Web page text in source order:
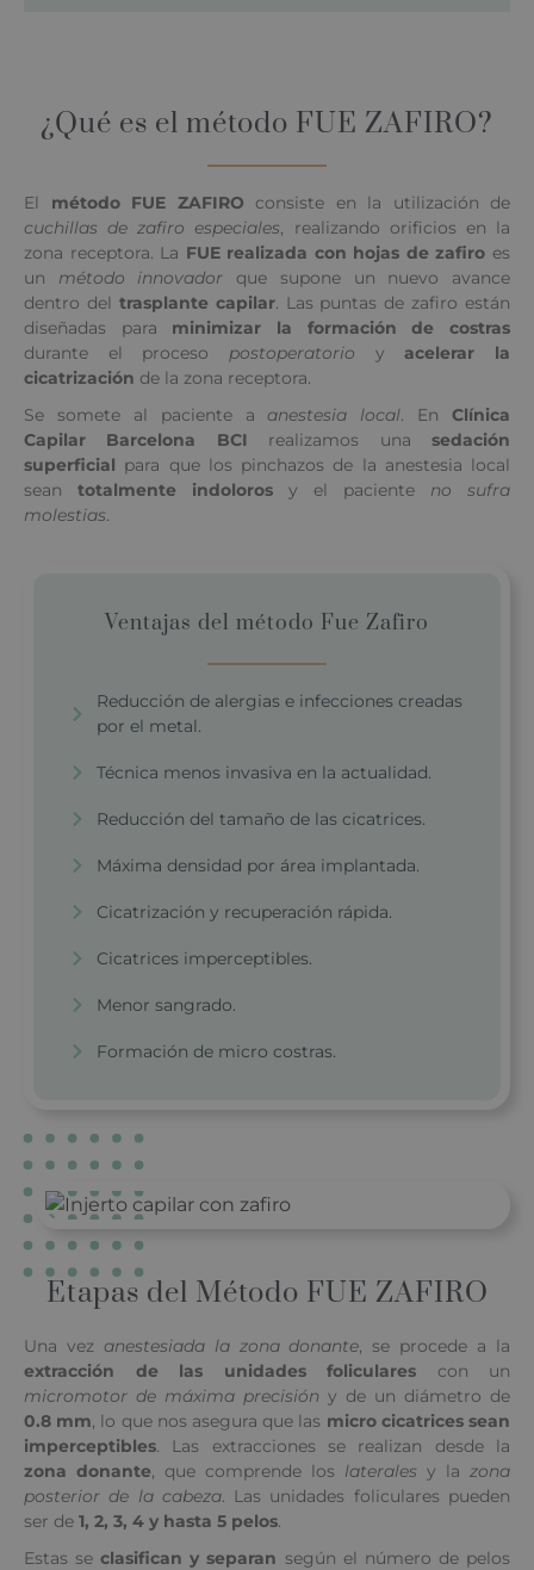
¿Qué es el método FUE ZAFIRO?
El método FUE ZAFIRO consiste en la utilización de
cuchillas de zafiro especiales, realizando orificios en la
zona receptora. La FUE realizada con hojas de zafiro es
un método innovador que supone un nuevo avance
dentro del trasplante capilar. Las puntas de zafiro están
diseñadas para minimizar la formación de costras
durante el proceso postoperatorio yacelerar la
cicatrización de la zona receptora.
Se somete al paciente aanestesia local. En Clínica
Capilar Barcelona BCI realizamos unasedación
superficial para que los pinchazos de la anestesia local
sean totalmente indoloros y el paciente no sufra
molestias.
Ventajas del método Fue Zafiro
Reducción de alergias e infecciones creadas
por el metal.
Técnica menos invasiva en la actualidad.
Reducción del tamaño de las cicatrices.
Máxima densidad por área implantada.
Cicatrización y recuperación rápida.
Cicatrices imperceptibles.
Menor sangrado.
Formación de micro costras.
Etapas del Método FUE ZAFIRO
Una vez anestesiada la zona donante, se procede a la
extracción de las unidades foliculares con un
micromotor de máxima precisión y de un diámetro de
0.8 mm, lo que nos asegura que las micro cicatrices sean
imperceptibles. Las extracciones se realizan desde la
zona donante, que comprende los laterales y la zona
posterior de la cabeza. Las unidades foliculares pueden
ser de 1, 2, 3, 4 y hasta 5 pelos.
Estas seclasifican y separan según el número de pelos